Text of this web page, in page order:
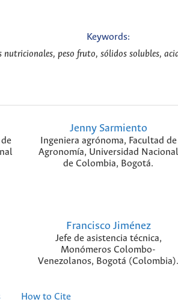
Keywords:
nutricionales, peso fruto, sólidos solubles,
Jenny Sarmiento
Ingeniera agrónoma, Facultad de
Agronomía, Universidad Nacional
de Colombia, Bogotá.
Francisco Jiménez
Jefe de asistencia técnica,
Monómeros Colombo-
Venezolanos, Bogotá (Colombia).
How to Cite